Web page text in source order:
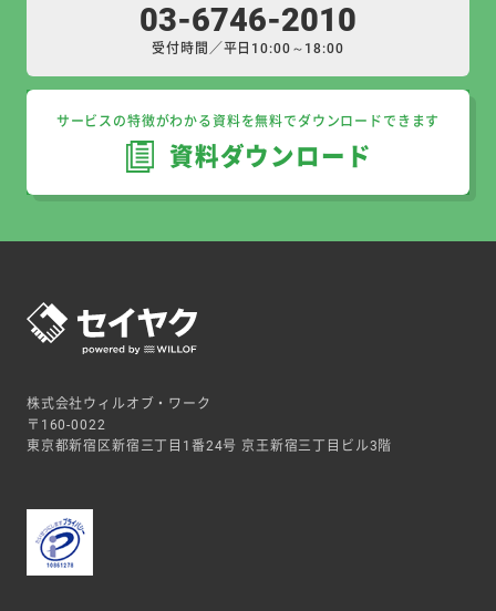
03-6746-2010
受付時間／平日10:00～18:00
サービスの特徴がわかる資料を無料でダウンロードできます
資料ダウンロード
株式会社ウィルオブ・ワーク
〒160-0022
東京都新宿区新宿三丁目1番24号 京王新宿三丁目ビル3階